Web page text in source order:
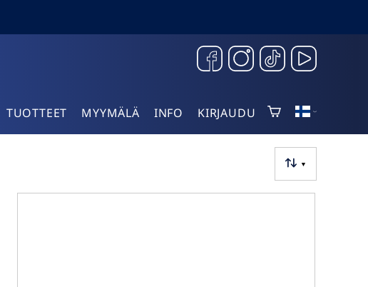
TUOTTEET MYYMÄLÄ INFO KIRJAUDU
▼